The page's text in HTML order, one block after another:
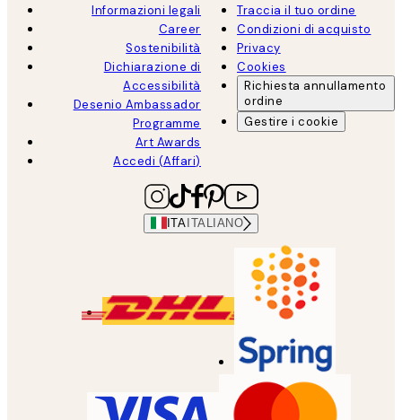
Informazioni legali
Career
Sostenibilità
Dichiarazione di
Accessibilità
Desenio Ambassador
Programme
Art Awards
Accedi (Affari)
Traccia il tuo ordine
Condizioni di acquisto
Privacy
Cookies
Richiesta annullamento
ordine
Gestire i cookie
ITA ITALIANO